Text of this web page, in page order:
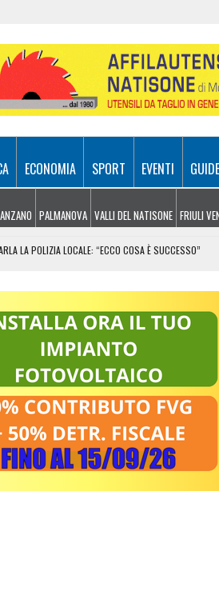
ECONOMIA SPORT EVENTI GUIDE
PALMANOVA VALLI DEL NATISONE FRIULI
LA POLIZIA LOCALE: “ECCO COSA È SUCCESSO”
IN GRUPPO
NON RISPETTATE